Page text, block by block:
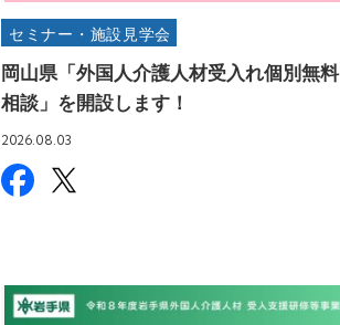
セミナー・施設見学会
岡山県「外国人介護人材受入れ個別無料
相談」を開設します！
2026.08.03